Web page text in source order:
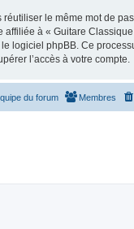
le même mot de
à « Guitare
logiciel phpBB. Ce
l’accès à votre compte.
Membres
du forum